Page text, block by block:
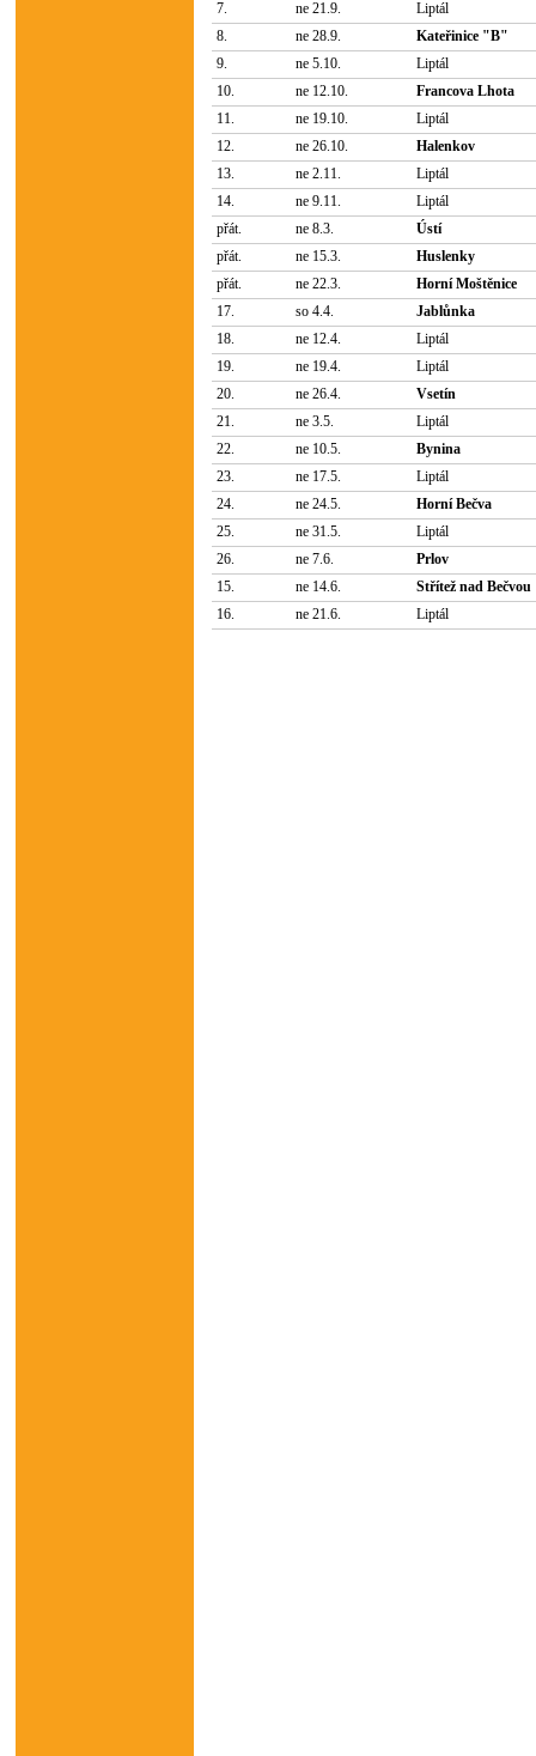
7.
ne 21.9.
Liptál
8.
ne 28.9.
Kateřinice "B"
9.
ne 5.10.
Liptál
10.
ne 12.10.
Francova Lhota
11.
ne 19.10.
Liptál
12.
ne 26.10.
Halenkov
13.
ne 2.11.
Liptál
14.
ne 9.11.
Liptál
přát.
ne 8.3.
Ústí
přát.
ne 15.3.
Huslenky
přát.
ne 22.3.
Horní Moštěnice
17.
so 4.4.
Jablůnka
18.
ne 12.4.
Liptál
19.
ne 19.4.
Liptál
20.
ne 26.4.
Vsetín
21.
ne 3.5.
Liptál
22.
ne 10.5.
Bynina
23.
ne 17.5.
Liptál
24.
ne 24.5.
Horní Bečva
25.
ne 31.5.
Liptál
26.
ne 7.6.
Prlov
15.
ne 14.6.
Střítež nad Bečvou
16.
ne 21.6. Liptál